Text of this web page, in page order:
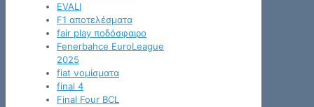
EVALI
F1 αποτελέσματα
fair play ποδόσφαιρο
Fenerbahce EuroLeague
2025
fiat νομίσματα
final 4
Final Four BCL